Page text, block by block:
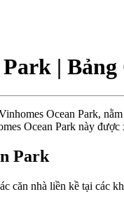
Park |
Ocean Park,
Ocean Park này
Park
căn nhà liền kề tại các